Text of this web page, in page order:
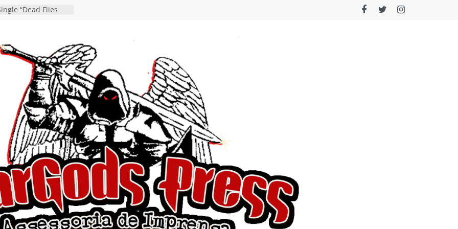
“Dead Flies
Rig” definitivo
Hell’s Heroes
de guitar & bass
“Eclipse”, segundo
“Dreaming”
a
e a artificialidade
e videoclipe de
gaúcha de Heavy
“Hellforge”